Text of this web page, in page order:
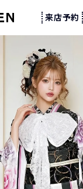
来店予約